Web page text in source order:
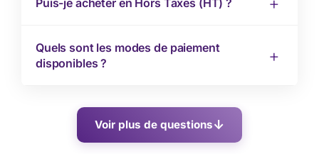
Quels sont les modes de paiement
disponibles ?
Voir plus de questions